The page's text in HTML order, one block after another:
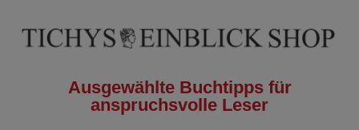
Ausgewählte Buchtipps für
anspruchsvolle Leser